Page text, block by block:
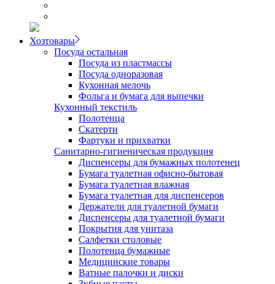
Хозтовары
Посуда остальная
Посуда из пластмассы
Посуда одноразовая
Кухонная мелочь
Фольга и бумага для выпечки
Кухонный текстиль
Полотенца
Скатерти
Фартуки и прихватки
Санитарно-гигиеническая продукция
Диспенсеры для бумажных полотенец
Бумага туалетная офисно-бытовая
Бумага туалетная влажная
Бумага туалетная для диспенсеров
Держатели для туалетной бумаги
Диспенсеры для туалетной бумаги
Покрытия для унитаза
Салфетки столовые
Полотенца бумажные
Медицинские товары
Ватные палочки и диски